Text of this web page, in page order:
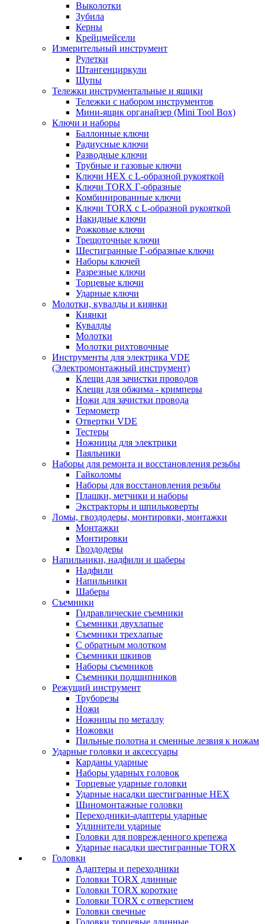
Выколотки
Зубила
Керны
Крейцмейсели
Измерительный инструмент
Рулетки
Штангенциркули
Щупы
Тележки инструментальные и ящики
Тележки с набором инструментов
Мини-ящик органайзер (Mini Tool Box)
Ключи и наборы
Баллонные ключи
Радиусные ключи
Разводные ключи
Трубные и газовые ключи
Ключи HEX с L-образной рукояткой
Ключи TORX Г-образные
Комбинированные ключи
Ключи TORX с L-образной рукояткой
Накидные ключи
Рожковые ключи
Трещоточные ключи
Шестигранные Г-образные ключи
Наборы ключей
Разрезные ключи
Торцевые ключи
Ударные ключи
Молотки, кувалды и киянки
Киянки
Кувалды
Молотки
Молотки рихтовочные
Инструменты для электрика VDE
(Электромонтажный инструмент)
Клещи для зачистки проводов
Клещи для обжима - кримперы
Ножи для зачистки провода
Термометр
Отвертки VDE
Тестеры
Ножницы для электрики
Паяльники
Наборы для ремонта и восстановления резьбы
Гайколомы
Наборы для восстановления резьбы
Плашки, метчики и наборы
Экстракторы и шпильковерты
Ломы, гвоздодеры, монтировки, монтажки
Монтажки
Монтировки
Гвоздодеры
Напильники, надфили и шаберы
Надфили
Напильники
Шаберы
Съемники
Гидравлические съемники
Съемники двухлапые
Съемники трехлапые
С обратным молотком
Съемники шкивов
Наборы съемников
Съемники подшипников
Режущий инструмент
Труборезы
Ножи
Ножницы по металлу
Ножовки
Пильные полотна и сменные лезвия к ножам
Ударные головки и аксессуары
Карданы ударные
Наборы ударных головок
Торцевые ударные головки
Ударные насадки шестигранные HEX
Шиномонтажные головки
Переходники-адаптеры ударные
Удлинители ударные
Головки для поврежденного крепежа
Ударные насадки шестигранные TORX
Головки
Адаптеры и переходники
Головки TORX длинные
Головки TORX короткие
Головки TORX с отверстием
Головки свечные
Головки торцевые длинные